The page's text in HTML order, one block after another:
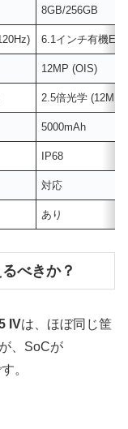
8GB/256GB
6.1インチ有機EL
12MP (OIS)
2.5倍光学 (12MP)
5000mAh
IP68
対応
あり
べきか？
IVは、ほぼ同じ筐
、SoCが
。